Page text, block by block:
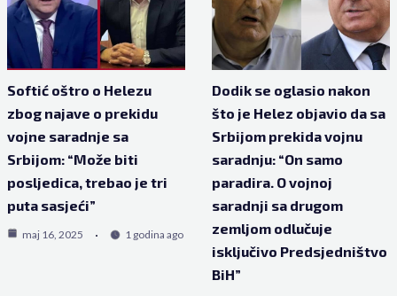
Softić oštro o Helezu
zbog najave o prekidu
vojne saradnje sa
Srbijom: “Može biti
posljedica, trebao je tri
puta sasjeći”
maj 16, 2025 1 godina ago
Dodik se oglasio nakon
što je Helez objavio da sa
Srbijom prekida vojnu
saradnju: “On samo
paradira. O vojnoj
saradnji sa drugom
zemljom odlučuje
isključivo Predsjedništvo
BiH”